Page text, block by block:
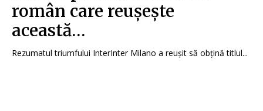
român care reușește
această…
Rezumatul triumfului InterInter Milano a reușit să obțină titlul...